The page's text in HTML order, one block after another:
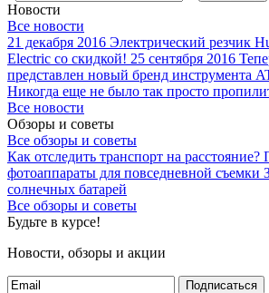
Новости
Все новости
21 декабря 2016 Электрический резчик
Electric со скидкой! 25 сентября 2016
представлен новый бренд инструмента
Никогда еще не было так просто
Все новости
Обзоры и советы
Все обзоры и советы
Как отследить транспорт на расстояние?
фотоаппараты для повседневной съемки
солнечных батарей
Все обзоры и советы
Будьте в курсе!
Новости, обзоры и акции
Подписаться